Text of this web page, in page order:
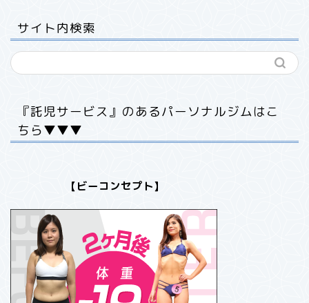
サイト内検索
『託児サービス』のあるパーソナルジムはこ
ちら▼▼▼
【ビーコンセプト】